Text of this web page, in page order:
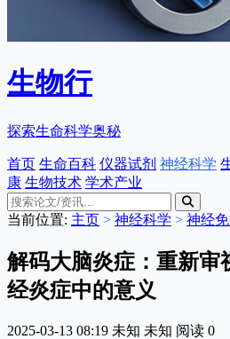
生物行
探索生命科学奥秘
首页 生命百科 仪器试剂 神经科学
康 生物技术 学术产业
当前位置: 主页 > 神经科学 > 神经
解码大脑炎症：重新审
经炎症中的意义
2025-03-13 08:19 未知 未知 阅读 0